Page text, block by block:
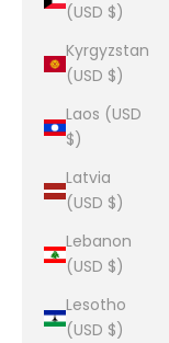
(USD $)
Kyrgyzstan
(USD $)
Laos (USD
$)
Latvia
(USD $)
Lebanon
(USD $)
Lesotho
(USD $)